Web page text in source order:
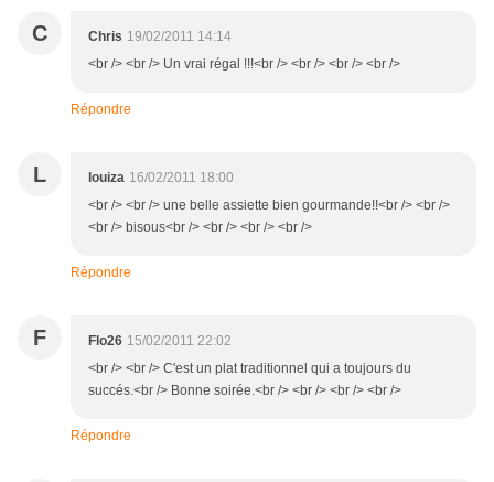
C Chris 19/02/2011 14:14
<br /> <br /> Un vrai régal !!!<br /> <br /> <br /> <br />
Répondre
L louiza 16/02/2011 18:00
<br /> <br /> une belle assiette bien gourmande!!<br /> <br />
<br /> bisous<br /> <br /> <br /> <br />
Répondre
F Flo26 15/02/2011 22:02
<br /> <br /> C'est un plat traditionnel qui a toujours du
succés.<br /> Bonne soirée.<br /> <br /> <br /> <br />
Répondre